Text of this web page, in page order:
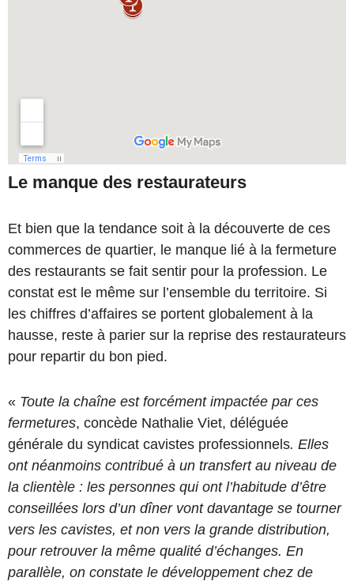
Le manque des restaurateurs
Et bien que la tendance soit à la découverte de ces
commerces de quartier, le manque lié à la fermeture
des restaurants se fait sentir pour la profession. Le
constat est le même sur l’ensemble du territoire. Si
les chiffres d’affaires se portent globalement à la
hausse, reste à parier sur la reprise des restaurateurs
pour repartir du bon pied.
« Toute la chaîne est forcément impactée par ces
fermetures, concède Nathalie Viet, déléguée
générale du syndicat cavistes professionnels. Elles
ont néanmoins contribué à un transfert au niveau de
la clientèle : les personnes qui ont l’habitude d’être
conseillées lors d’un dîner vont davantage se tourner
vers les cavistes, et non vers la grande distribution,
pour retrouver la même qualité d’échanges. En
parallèle, on constate le développement chez de